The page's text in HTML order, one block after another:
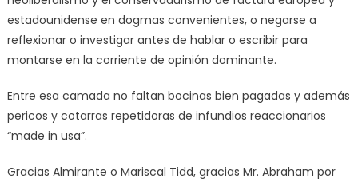
estadounidense en dogmas convenientes, o negarse a
reflexionar o investigar antes de hablar o escribir para
montarse en la corriente de opinión dominante.
Entre esa camada no faltan bocinas bien pagadas y además
pericos y cotarras repetidoras de infundios reaccionarios
“made in usa”.
Gracias Almirante o Mariscal Tidd, gracias Mr. Abraham por